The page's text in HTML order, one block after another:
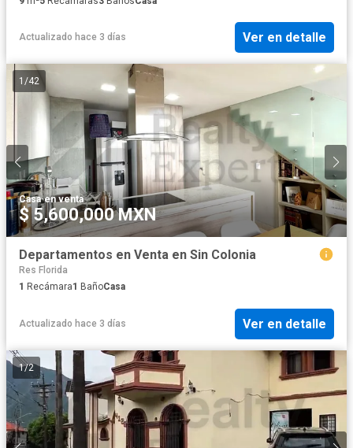
Actualizado hace 3 días Ver en detalle
1 /42
Casa·en venta
$ 5,600,000 MXN
Departamentos en Venta en Sin Colonia
Res Florida
1 Recámara1 BañoCasa
Actualizado hace 3 días Ver en detalle
1/2